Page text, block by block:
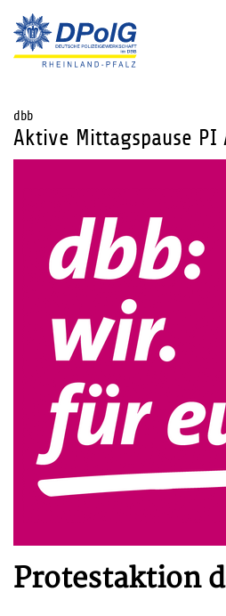
dbb
Aktive Mittagspause PI
Protestaktion